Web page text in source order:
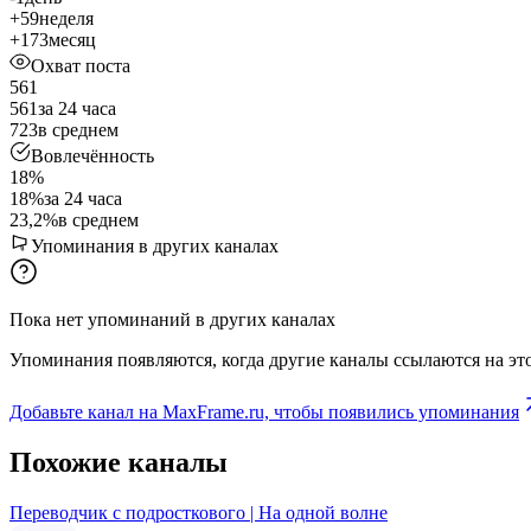
+59неделя
+173месяц
Охват поста
561
561за 24 часа
723в среднем
Вовлечённость
18%
18%за 24 часа
23,2%в среднем
Упоминания в других каналах
Пока нет упоминаний в других каналах
Упоминания появляются, когда другие каналы ссылаются на
Добавьте канал на MaxFrame.ru, чтобы появились упоминания
Похожие каналы
Переводчик с подросткового | На одной волне